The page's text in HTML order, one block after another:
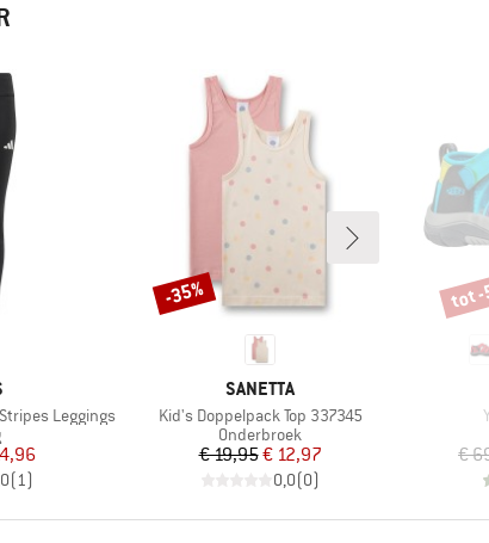
Leggings
prijs
(1)
MERK
SANETTA
Artikel
Kid's Doppelpack Top 337345
Productgroep
Onderbroek
Prijs
€ 19,95Verlaagde prijs
€ 12,97
0,0(0)
Korting
-35%
€
tot